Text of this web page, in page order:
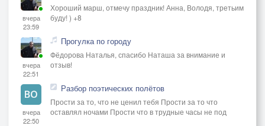
вчера
23:59
Хороший марш, отмечу праздник! Анна, Володя, третьим
буду! ) +8
вчера
22:51
Прогулка по городу
Фёдорова Наталья, спасибо Наташа за внимание и
отзыв!
вчера
22:50
Разбор поэтических полётов
Прости за то, что не ценил тебя Прости за то что
оставлял ночами Прости что в трудные часы не под